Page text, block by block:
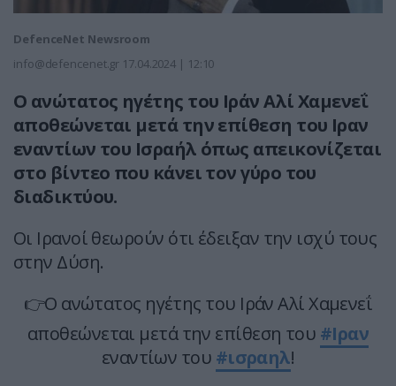
DefenceNet Newsroom
info@defencenet.gr 17.04.2024 | 12:10
Ο ανώτατος ηγέτης του Ιράν Αλί Χαμενεΐ
αποθεώνεται μετά την επίθεση του Ιραν
εναντίων του Ισραήλ όπως απεικονίζεται
στο βίντεο που κάνει τον γύρο του
διαδικτύου.
Οι Ιρανοί θεωρούν ότι έδειξαν την ισχύ τους
στην Δύση.
👉Ο ανώτατος ηγέτης του Ιράν Αλί Χαμενεΐ
αποθεώνεται μετά την επίθεση του #Ιραν
εναντίων του #ισραηλ!